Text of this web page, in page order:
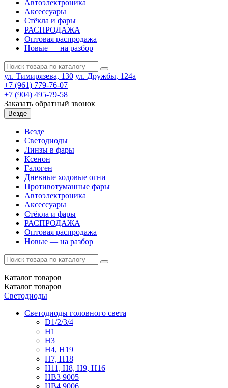
Автоэлектроника
Аксессуары
Стёкла и фары
РАСПРОДАЖА
Оптовая распродажа
Новые — на разбор
ул. Тимирязева, 130 ул. Дружбы, 124а
+7 (961) 779-76-07
+7 (904) 495-79-58
Заказать обратный звонок
Везде
Везде
Светодиоды
Линзы в фары
Ксенон
Галоген
Дневные ходовые огни
Противотуманные фары
Автоэлектроника
Аксессуары
Стёкла и фары
РАСПРОДАЖА
Оптовая распродажа
Новые — на разбор
Каталог товаров
Каталог товаров
Светодиоды
Светодиоды головного света
D1/2/3/4
H1
H3
H4, H19
H7, H18
H11, H8, H9, H16
HB3 9005
HB4 9006